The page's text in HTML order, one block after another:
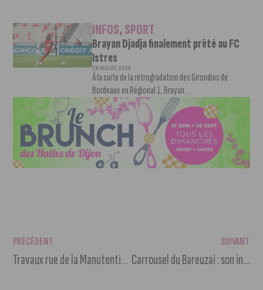
INFOS,SPORT
Brayan Djadja finalement prêté au FC
Istres
28 JUILLET, 2026
À la suite de la rétrogradation des Girondins de
Bordeaux en Régional 1, Brayan...
PRÉCÉDENT
Travaux rue de la Manutention : circulation fermée jusqu’à fin avril
SUIVANT
Carrousel du Bareuzai : son installation a débuté ce matin